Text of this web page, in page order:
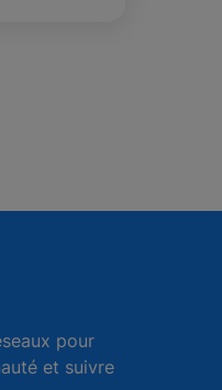
pour
et suivre